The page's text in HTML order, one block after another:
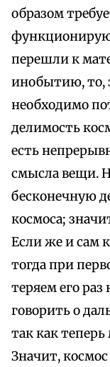
образом
перешли к
инобытию, то,
необходимо
делимость
есть
смысла вещи.
бесконечную
космоса;
Если же и сам
тогда при
теряем его раз
говорить о
так как
Значит,